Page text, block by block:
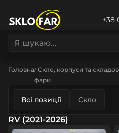
+38
Головна Скло, корпуси та
фари
Всі позиції Скло
RV (2021-2026)